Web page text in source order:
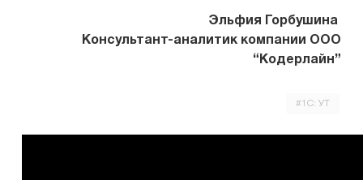
Эльфия Горбушина
Консультант-аналитик компании ООО
“Кодерлайн”
#1С: УТ